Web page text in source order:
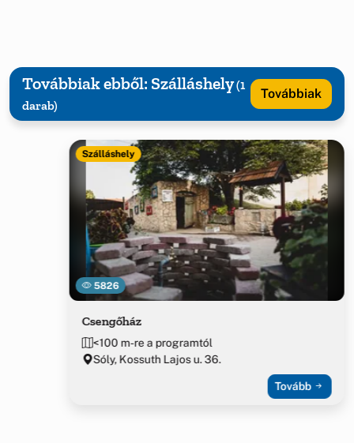
Továbbiak ebből: Szálláshely(1
darab)
Továbbiak
5826
Szálláshely
Csengőház
<100 m-re a programtól
Sóly, Kossuth Lajos u. 36.
Tovább